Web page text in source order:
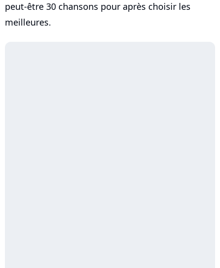
peut-être 30 chansons pour après choisir les
meilleures.